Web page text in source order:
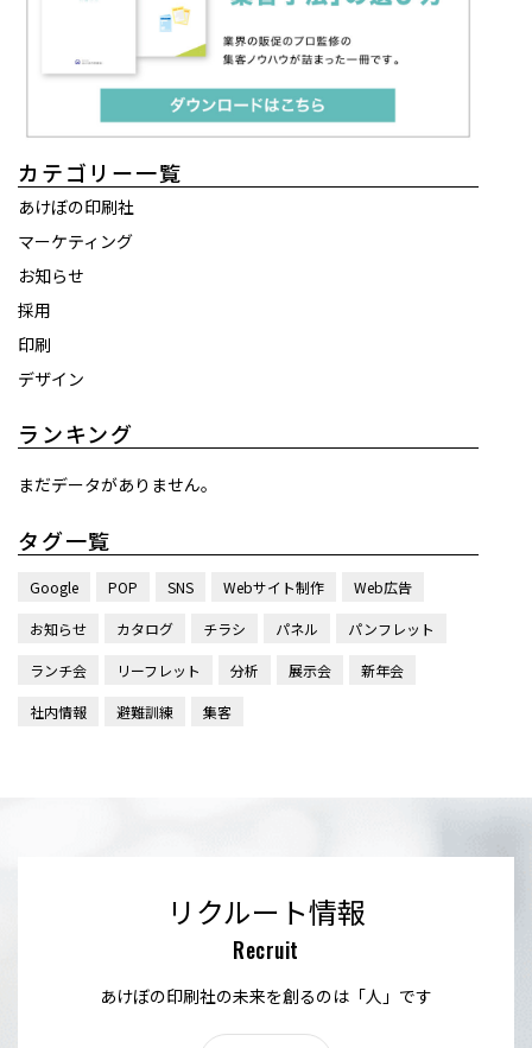
カテゴリー一覧
あけぼの印刷社
マーケティング
お知らせ
採用
印刷
デザイン
ランキング
まだデータがありません。
タグ一覧
Google POP SNS Webサイト制作 Web広告
お知らせ カタログ チラシ パネル パンフレット
ランチ会 リーフレット 分析 展示会 新年会
社内情報 避難訓練 集客
リクルート情報
Recruit
あけぼの印刷社の未来を創るのは「人」です